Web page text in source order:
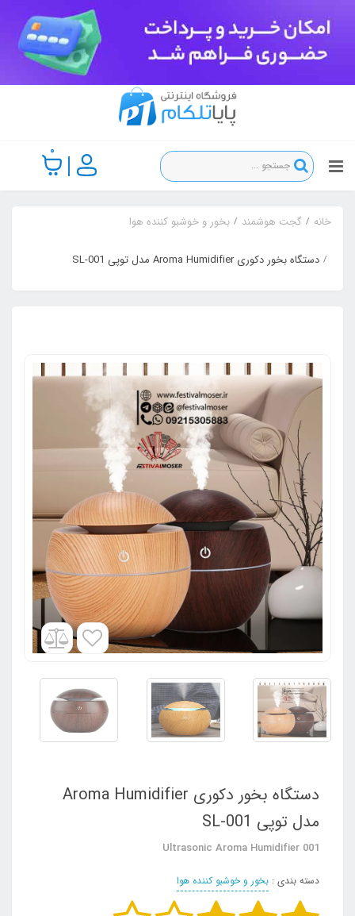
0
خانه گجت هوشمند بخور و خوشبو کننده هوا
دستگاه بخور دکوری Aroma Humidifier مدل توپی SL-001
دستگاه بخور دکوری Aroma Humidifier
مدل توپی SL-001
Ultrasonic Aroma Humidifier 001
دسته بندی : بخور و خوشبو کننده هوا